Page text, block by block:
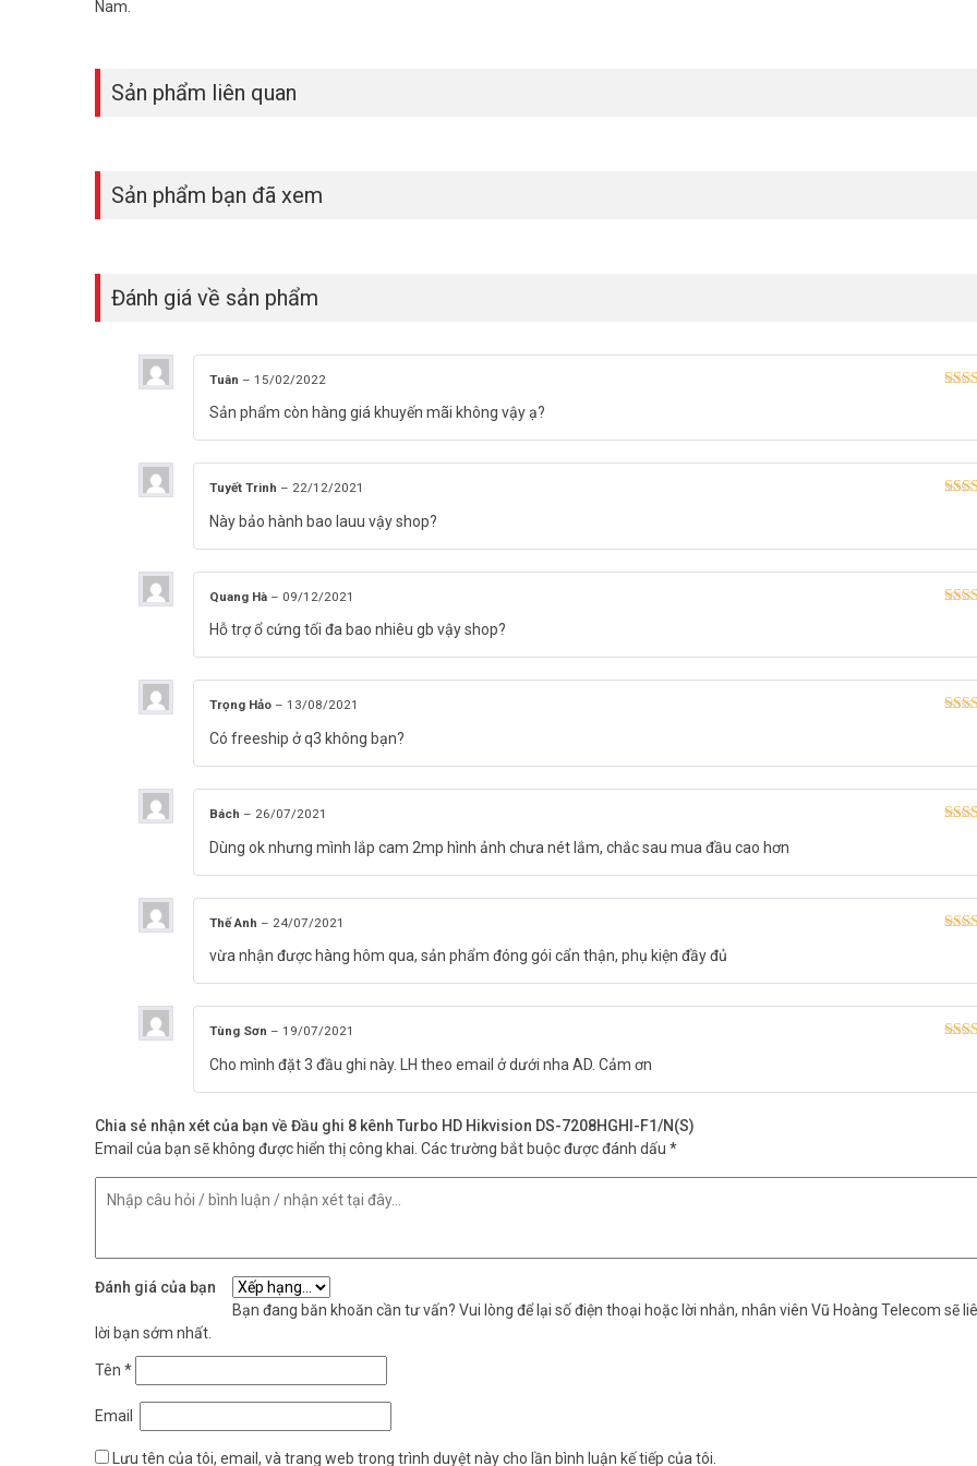
Nam.
Sản phẩm liên quan
Sản phẩm bạn đã xem
Đánh giá về sản phẩm
Tuân – 15/02/2022
Sản phẩm còn hàng giá khuyến mãi không vậy ạ?
Tuyết Trinh – 22/12/2021
Này bảo hành bao lauu vậy shop?
Quang Hà – 09/12/2021
Hỗ trợ ổ cứng tối đa bao nhiêu gb vậy shop?
Trọng Hảo – 13/08/2021
Có freeship ở q3 không bạn?
Bách – 26/07/2021
Dùng ok nhưng mình lắp cam 2mp hình ảnh chưa nét lắm, chắc sau mua đầu cao hơn
Thế Anh – 24/07/2021
vừa nhận được hàng hôm qua, sản phẩm đóng gói cẩn thận, phụ kiện đầy đủ
Tùng Sơn – 19/07/2021
Cho mình đặt 3 đầu ghi này. LH theo email ở dưới nha AD. Cảm ơn
Chia sẻ nhận xét của bạn về Đầu ghi 8 kênh Turbo HD Hikvision DS-7208HGHI-F1/N(S)
Email của bạn sẽ không được hiển thị công khai. Các trường bắt buộc được đánh dấu *
Đánh giá của bạn
Bạn đang băn khoăn cần tư vấn? Vui lòng để lại số điện thoại hoặc lời nhắn, nhân viên Vũ Hoàng Telecom sẽ
lời bạn sớm nhất.
Tên *
Email
Lưu tên của tôi, email, và trang web trong trình duyệt này cho lần bình luận kế tiếp của tôi.